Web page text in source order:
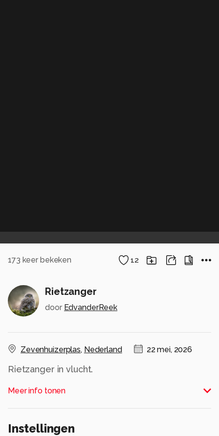
173 keer bekeken 12
Rietzanger
door EdvanderReek
Zevenhuizerplas, Nederland 22 mei, 2026
Rietzanger in vlucht.
Alle rechten voorbehouden
Meer info tonen
Instellingen